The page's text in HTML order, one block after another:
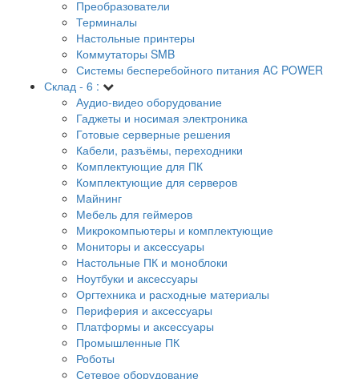
Преобразователи
Терминалы
Настольные принтеры
Коммутаторы SMB
Системы бесперебойного питания AC POWER
Склад - 6 :
Аудио-видео оборудование
Гаджеты и носимая электроника
Готовые серверные решения
Кабели, разъёмы, переходники
Комплектующие для ПК
Комплектующие для серверов
Майнинг
Мебель для геймеров
Микрокомпьютеры и комплектующие
Мониторы и аксессуары
Настольные ПК и моноблоки
Ноутбуки и аксессуары
Оргтехника и расходные материалы
Периферия и аксессуары
Платформы и аксессуары
Промышленные ПК
Роботы
Сетевое оборудование